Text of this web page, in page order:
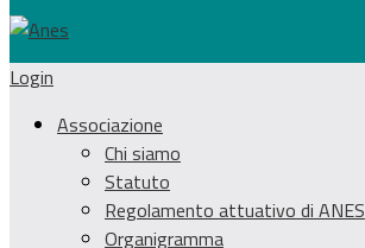
Login
Associazione
Chi siamo
Statuto
Regolamento attuativo di ANES
Organigramma